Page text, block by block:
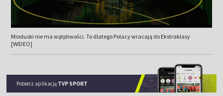
Mioduski nie ma wątpliwości. To dlatego Polacy wracają do Ekstraklasy
[WIDEO]
Pobierz aplikację TVP SPORT